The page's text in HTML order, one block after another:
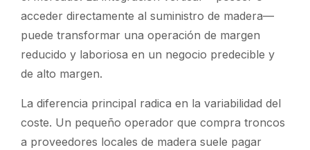
acceder directamente al suministro de madera—
puede transformar una operación de margen
reducido y laboriosa en un negocio predecible y
de alto margen.
La diferencia principal radica en la variabilidad del
coste. Un pequeño operador que compra troncos
a proveedores locales de madera suele pagar